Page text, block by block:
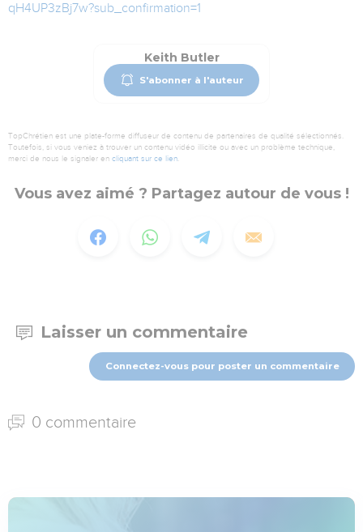
qH4UP3zBj7w?sub_confirmation=1
Keith Butler
S'abonner à l'auteur
TopChrétien est une plate-forme diffuseur de contenu de partenaires de qualité sélectionnés.
Toutefois, si vous veniez à trouver un contenu vidéo illicite ou avec un problème technique,
merci de nous le signaler en cliquant sur ce lien.
Vous avez aimé ? Partagez autour de vous !
Laisser un commentaire
Connectez-vous pour poster un commentaire
0 commentaire